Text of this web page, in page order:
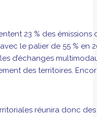
23 % des
le palier de 55 % en
d’échanges
des territoires.
réunira donc